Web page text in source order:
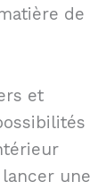
de
et
une